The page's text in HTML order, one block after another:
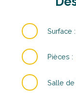
Surface :
Pièces :
Salle de